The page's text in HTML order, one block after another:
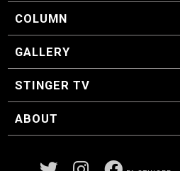
F1 日程
F1 データ
COLUMN
マイ・ワンダフル・サーキット
スクーデリア・一方通行
F1に燃え、ゴルフに泣く日々。
スティングくんの部屋
GALLERY
GALLERY
STINGER TV
STINGER TV
ABOUT